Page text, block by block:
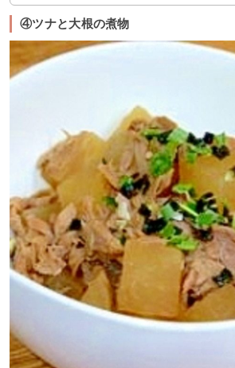
④ツナと大根の煮物